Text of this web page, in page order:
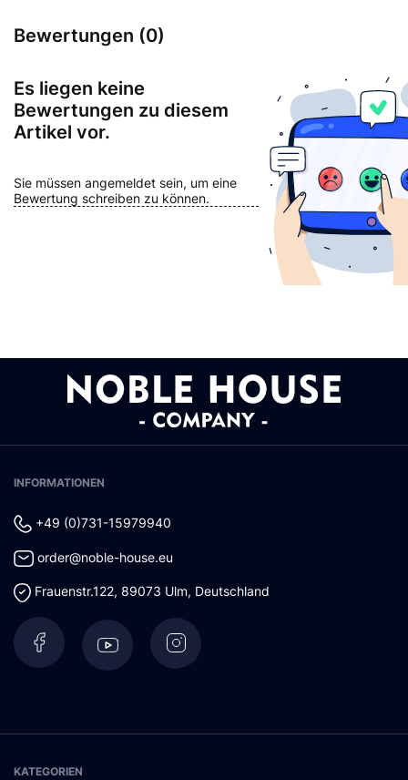
Bewertungen (0)
Es liegen keine
Bewertungen zu diesem
Artikel vor.
Sie müssen angemeldet sein, um eine
Bewertung schreiben zu können.
INFORMATIONEN
+49 (0)731-15979940
order@noble-house.eu
Frauenstr.122, 89073 Ulm, Deutschland
KATEGORIEN